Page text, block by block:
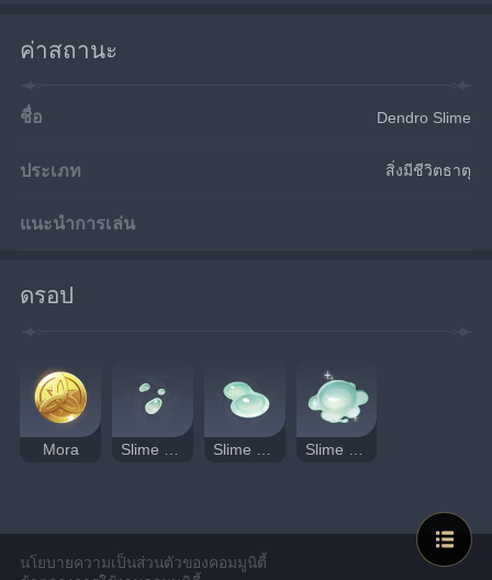
ค่าสถานะ
ชื่อ Dendro Slime
ประเภท สิ่งมีชีวิตธาตุ
แนะนำการเล่น
ดรอป
Mora Slime Condensate Slime Secretions Slime Concentrate
นโยบายความเป็นส่วนตัวของคอมมูนิตี้